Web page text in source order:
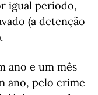
igual período,
(a detenção
ano e um mês
ano, pelo crime